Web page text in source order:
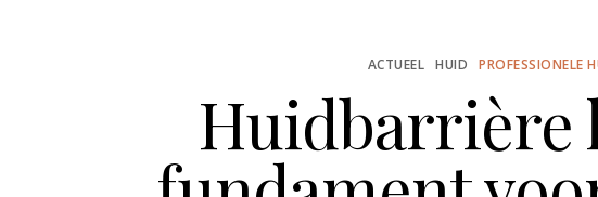
ACTUEEL HUID PROFESSIONELE
Huidbarrière